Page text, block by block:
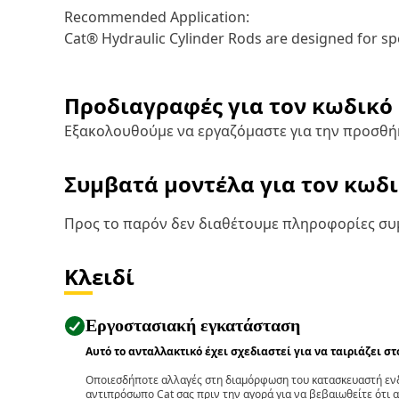
Recommended Application:
Cat® Hydraulic Cylinder Rods are designed for
Προδιαγραφές για τον
Εξακολουθούμε να εργαζόμαστε για την
Συμβατά μοντέλα για τον
Προς το παρόν δεν διαθέτουμε πληροφορίες
Κλειδί
Εργοστασιακή εγκατάσταση
Αυτό το ανταλλακτικό έχει σχεδιαστεί για να
Οποιεσδήποτε αλλαγές στη διαμόρφωση του κατασκευαστή
αντιπρόσωπο Cat σας πριν την αγορά για να βεβαιωθείτε ότι